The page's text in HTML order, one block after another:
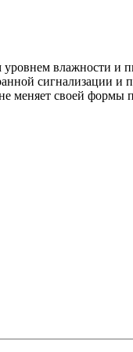
влажности и
сигнализации и
меняет своей формы